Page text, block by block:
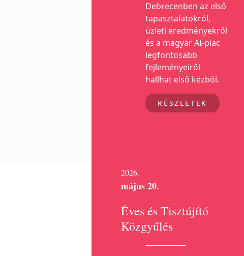
Debrecenben az első
tapasztalatokról,
üzleti eredményekről
és a magyar AI-piac
legfontosabb
fejleményeiről
hallhat első kézből.
RÉSZLETEK
2026.
május 20.
Éves és Tisztújító
Közgyűlés